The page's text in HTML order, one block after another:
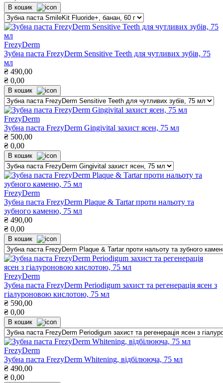
В кошик
FrezyDerm
Зубна паста FrezyDerm Sensitive Teeth для чутливих зубів, 75
мл
₴ 490,00
₴ 0,00
В кошик
FrezyDerm
Зубна паста FrezyDerm Gingivital захист ясен, 75 мл
₴ 500,00
₴ 0,00
В кошик
FrezyDerm
Зубна паста FrezyDerm Plaque & Tartar проти нальоту та
зубного каменю, 75 мл
₴ 490,00
₴ 0,00
В кошик
FrezyDerm
Зубна паста FrezyDerm Periodigum захист та регенерація ясен з
гіалуроновою кислотою, 75 мл
₴ 590,00
₴ 0,00
В кошик
FrezyDerm
Зубна паста FrezyDerm Whitening, відбілююча, 75 мл
₴ 490,00
₴ 0,00